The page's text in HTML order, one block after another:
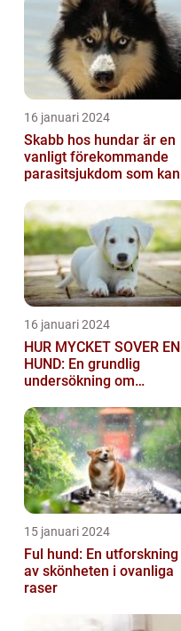
16 januari 2024
Skabb hos hundar är en
vanligt förekommande
parasitsjukdom som kan
och smittsa...
16 januari 2024
HUR MYCKET SOVER EN
HUND: En grundlig
undersökning om
15 januari 2024
Ful hund: En utforskning
av skönheten i ovanliga
raser